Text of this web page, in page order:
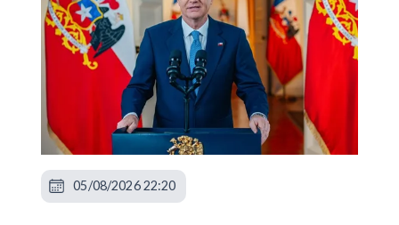
05/08/2026 22:20